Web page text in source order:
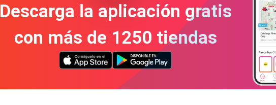
Descarga la aplicación gratis
con más de 1250 tiendas